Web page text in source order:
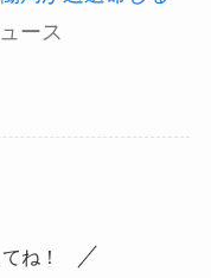
ース
ね！